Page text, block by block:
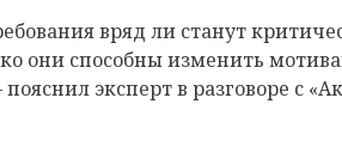
вряд ли станут
они способны изменить
эксперт в разговоре с